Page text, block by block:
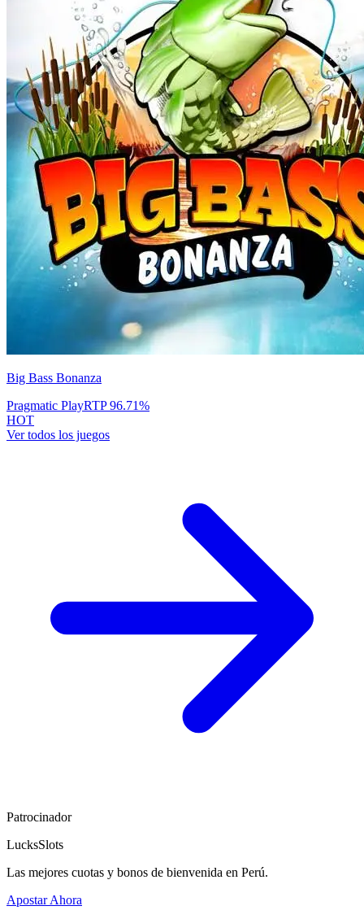
Big Bass Bonanza
Pragmatic PlayRTP96.71%
HOT
Ver todos los juegos
Patrocinador
LucksSlots
Las mejores cuotas y bonos de bienvenida en Perú.
Apostar Ahora